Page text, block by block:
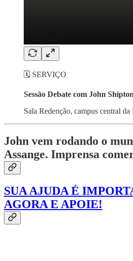
🗓️ SERVIÇO
Sessão Debate com John
Sala Redenção, campus central
John vem rodando o
Assange. Imprensa
SUA AJUDA É
AGORA E APOIE!